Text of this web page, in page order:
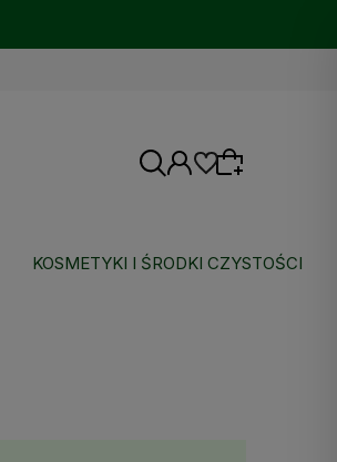
KOSMETYKI I ŚRODKI CZYSTOŚCI